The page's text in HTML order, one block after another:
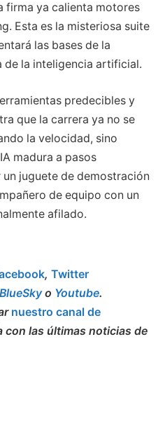
firma ya calienta motores
Esta es la misteriosa suite
las bases de la
la inteligencia artificial.
predecibles y
que la carrera ya no se
la velocidad, sino
madura a pasos
juguete de demostración
de equipo con un
afilado.
, Twitter
BlueSkyo Youtube.
nuestro canal de
con las últimas noticias de